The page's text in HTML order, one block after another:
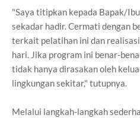
"Saya titipkan kepada Bapak/
sekadar hadir. Cermati dengan
terkait pelatihan ini dan
hari. Jika program ini benar-
tidak hanya dirasakan oleh
lingkungan sekitar," tutupnya.
Melalui langkah-langkah